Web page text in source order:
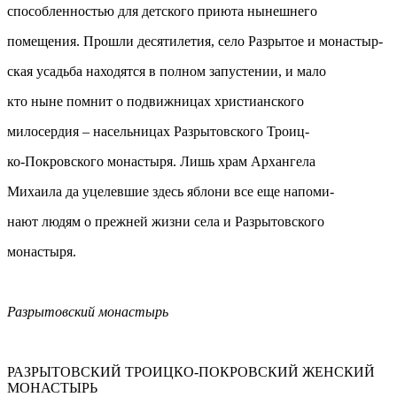
способленностью для детского приюта нынешнего
помещения. Прошли десятилетия, село Разрытое и монастыр-
ская усадьба находятся в полном запустении, и мало
кто ныне помнит о подвижницах христианского
милосердия – насельницах Разрытовского Троиц-
ко-Покровского монастыря. Лишь храм Архангела
Михаила да уцелевшие здесь яблони все еще напоми-
нают людям о прежней жизни села и Разрытовского
монастыря.
Разрытовский монастырь
РАЗРЫТОВСКИЙ ТРОИЦКО-ПОКРОВСКИЙ ЖЕНСКИЙ
МОНАСТЫРЬ